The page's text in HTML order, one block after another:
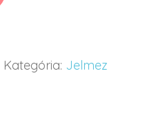
Kategória: Jelmez